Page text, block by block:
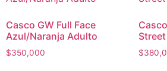
Casco GW Full Face
Azul/Naranja Adulto
$350,000 $